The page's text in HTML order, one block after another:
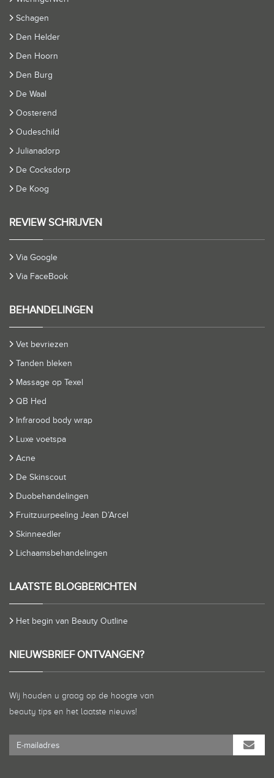
Schagen
Den Helder
Den Hoorn
Den Burg
De Waal
Oosterend
Oudeschild
Julianadorp
De Cocksdorp
De Koog
REVIEW SCHRIJVEN
Via Google
Via FaceBook
BEHANDELINGEN
Vet bevriezen
Tanden bleken
Massage op Texel
QB Hed
Infrarood body wrap
Luxe voetspa
Acne
De Skinscout
Duobehandelingen
Fruitzuurpeeling Jean D’Arcel
Skinneedler
Lichaamsbehandelingen
LAATSTE BLOGBERICHTEN
Het begin van Beauty Outline
NIEUWSBRIEF ONTVANGEN?
Wij houden u graag op de hoogte van
beauty tips en het laatste nieuws!